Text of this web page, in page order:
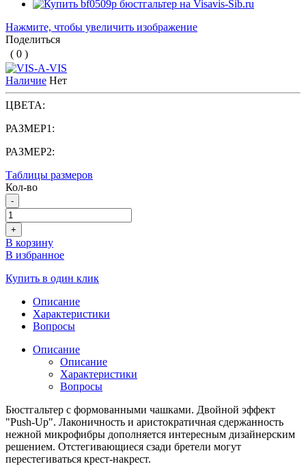
Нажмите, чтобы увеличить изображение
Поделиться
( 0 )
Наличие Нет
ЦВЕТА:
РАЗМЕР1:
РАЗМЕР2:
Таблицы размеров
Кол-во
-
+
В корзину
В избранное
Купить в один клик
Описание
Характеристики
Вопросы
Описание
Описание
Характеристики
Вопросы
Бюстгальтер с формованными чашками. Двойной эффект
"Push-Up". Лаконичность и аристократичная сдержанность
нежной микрофибры дополняется интересным дизайнерским
решением. Отстегивающиеся сзади бретели могут
перестегиваться крест-накрест.